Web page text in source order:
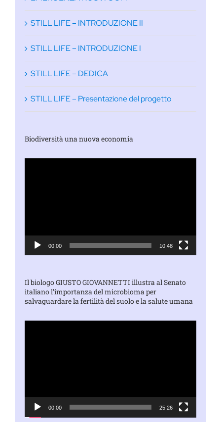
STILL LIFE – INTRODUZIONE II
STILL LIFE – INTRODUZIONE I
STILL LIFE – DEDICA
STILL LIFE – Presentazione del progetto
Biodiversità una nuova economia
00:00 10:48
Il biologo GIUSTO GIOVANNETTI illustra al Senato
italiano l’importanza del microbioma per
salvaguardare la fertilità del suolo e la salute umana
00:00 25:26